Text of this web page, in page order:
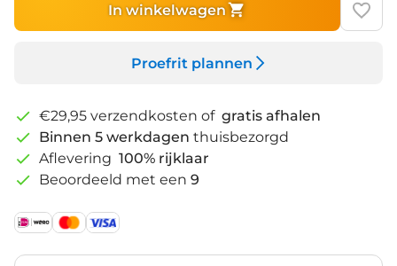
In winkelwagen
Proefrit plannen
€29,95 verzendkosten of gratis afhalen
Binnen 5 werkdagen thuisbezorgd
Aflevering 100% rijklaar
Beoordeeld met een 9